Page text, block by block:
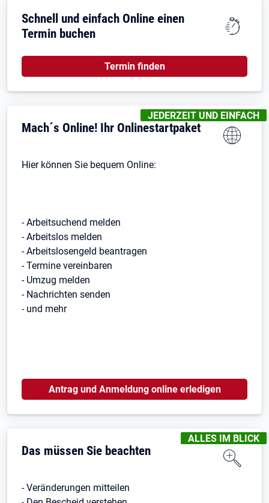
Schnell und einfach Online einen
Termin buchen
Termin finden
KENNZEICHNUNGEN:
JEDERZEIT UND EINFACH
Mach´s Online! Ihr Onlinestartpaket
Hier können Sie bequem Online:
- Arbeitsuchend melden
- Arbeitslos melden
- Arbeitslosengeld beantragen
- Termine vereinbaren
- Umzug melden
- Nachrichten senden
- und mehr
Antrag und Anmeldung online erledigen
KENNZEICHNUNGEN
ALLES IM BLICK
Das müssen Sie beachten
- Veränderungen mitteilen